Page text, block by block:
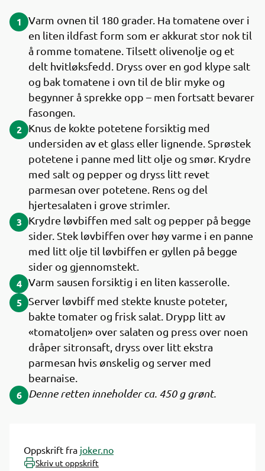
1
Varm ovnen til 180 grader. Ha tomatene over i
en liten ildfast form som er akkurat stor nok til
å romme tomatene. Tilsett olivenolje og et
delt hvitløksfedd. Dryss over en god klype salt
og bak tomatene i ovn til de blir myke og
begynner å sprekke opp – men fortsatt bevarer
fasongen.
2 Knus de kokte potetene forsiktig med
undersiden av et glass eller lignende. Sprøstek
potetene i panne med litt olje og smør. Krydre
med salt og pepper og dryss litt revet
parmesan over potetene. Rens og del
hjertesalaten i grove strimler.
3
Krydre løvbiffen med salt og pepper på begge
sider. Stek løvbiffen over høy varme i en panne
med litt olje til løvbiffen er gyllen på begge
sider og gjennomstekt.
4 Varm sausen forsiktig i en liten kasserolle.
5 Server løvbiff med stekte knuste poteter,
bakte tomater og frisk salat. Drypp litt av
«tomatoljen» over salaten og press over noen
dråper sitronsaft, dryss over litt ekstra
parmesan hvis ønskelig og server med
bearnaise.
6 Denne retten inneholder ca. 450 g grønt.
Oppskrift fra joker.no
Skriv ut oppskrift